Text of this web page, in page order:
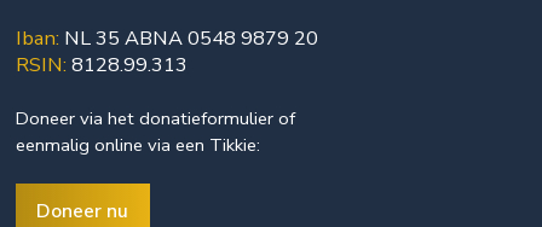
Iban: NL 35 ABNA 0548 9879 20
RSIN: 8128.99.313
Doneer via hetdonatieformulier of
eenmalig online via een Tikkie:
Doneer nu